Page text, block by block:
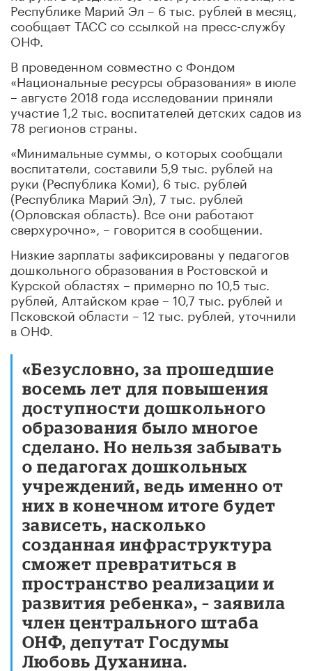
Республике Марий Эл – 6 тыс. рублей в месяц,
сообщает ТАСС со ссылкой на пресс-службу
ОНФ.
В проведенном совместно с Фондом
«Национальные ресурсы образования» в июле
– августе 2018 года исследовании приняли
участие 1,2 тыс. воспитателей детских садов из
78 регионов страны.
«Минимальные суммы, о которых сообщали
воспитатели, составили 5,9 тыс. рублей на
руки (Республика Коми), 6 тыс. рублей
(Республика Марий Эл), 7 тыс. рублей
(Орловская область). Все они работают
сверхурочно», – говорится в сообщении.
Низкие зарплаты зафиксированы у педагогов
дошкольного образования в Ростовской и
Курской областях – примерно по 10,5 тыс.
рублей, Алтайском крае – 10,7 тыс. рублей и
Псковской области – 12 тыс. рублей, уточнили
в ОНФ.
«Безусловно, за прошедшие
восемь лет для повышения
доступности дошкольного
образования было многое
сделано. Но нельзя забывать
о педагогах дошкольных
учреждений, ведь именно от
них в конечном итоге будет
зависеть, насколько
созданная инфраструктура
сможет превратиться в
пространство реализации и
развития ребенка», – заявила
член центрального штаба
ОНФ, депутат Госдумы
Любовь Духанина.